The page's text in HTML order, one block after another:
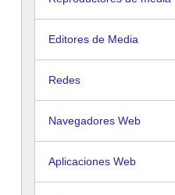
Editores de Media
Redes
Navegadores Web
Aplicaciones Web